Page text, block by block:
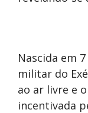
Nascida em
militar do
ao ar livre e
incentivada